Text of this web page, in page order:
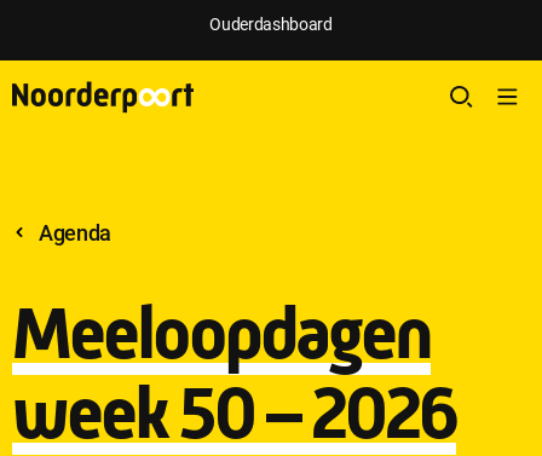
Ouderdashboard
Agenda
Meeloopdagen
week 50 – 2026